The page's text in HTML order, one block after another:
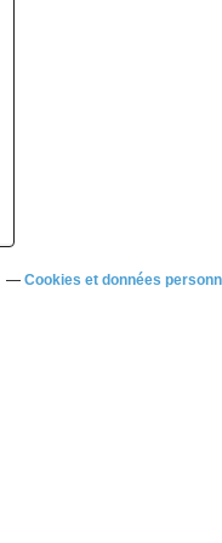
Cookies et données